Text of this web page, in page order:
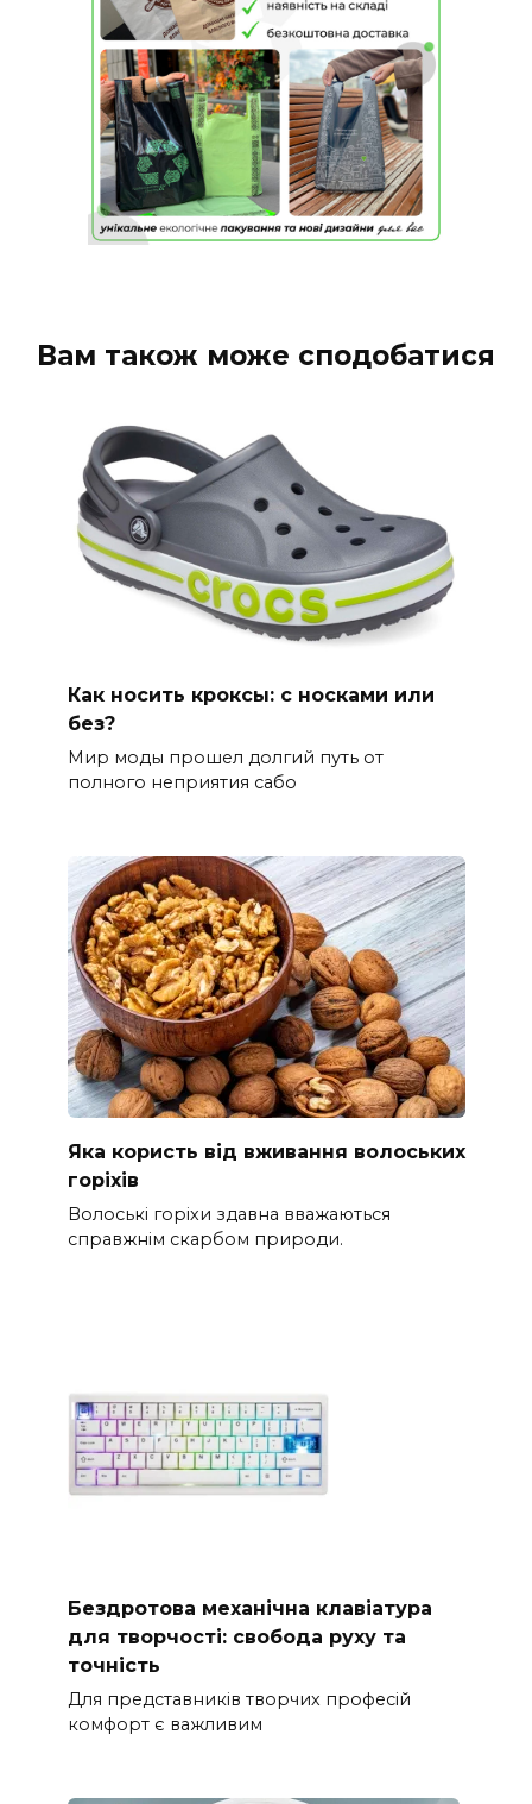
Вам також може сподобатися
Как носить кроксы: с носками или
без?
Мир моды прошел долгий путь от
полного неприятия сабо
Яка користь від вживання волоських
горіхів
Волоські горіхи здавна вважаються
справжнім скарбом природи.
Бездротова механічна клавіатура
для творчості: свобода руху та
точність
Для представників творчих професій
комфорт є важливим